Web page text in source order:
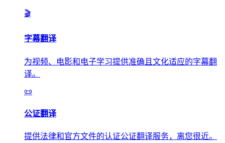
🎬
字幕翻译
为视频、电影和电子学习提供准确且文化适应的字幕翻
译。
📜
公证翻译
提供法律和官方文件的认证公证翻译服务，离您很近。